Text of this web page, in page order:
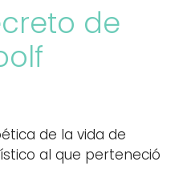
de
de la vida de
al que perteneció